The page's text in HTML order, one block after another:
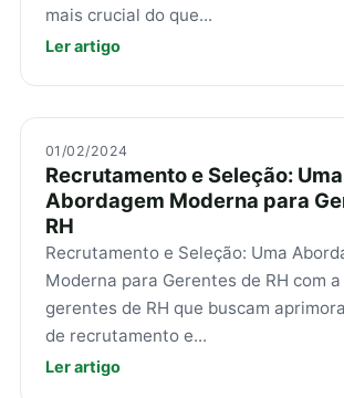
mais crucial do que...
Ler artigo
01/02/2024
Recrutamento e Seleção: Uma
Abordagem Moderna para
RH
Recrutamento e Seleção: Uma
Moderna para Gerentes de RH com
gerentes de RH que buscam
de recrutamento e...
Ler artigo